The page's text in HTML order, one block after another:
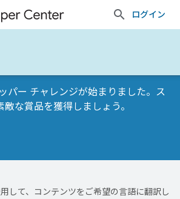
ログイン
パー チャレンジが始まりました。ス
な賞品を獲得しましょう。
して、コンテンツをご希望の言語に翻訳し